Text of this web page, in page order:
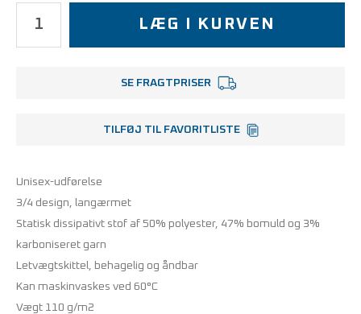
LÆG I KURVEN
SE FRAGTPRISER
TILFØJ TIL FAVORITLISTE
Unisex-udførelse
3/4 design, langærmet
Statisk dissipativt stof af 50% polyester, 47% bomuld og 3%
karboniseret garn
Letvægtskittel, behagelig og åndbar
Kan maskinvaskes ved 60°C
Vægt 110 g/m2